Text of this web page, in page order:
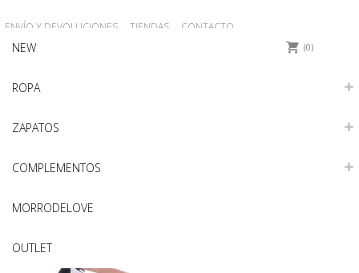
0
ENVÍO Y DEVOLUCIONES TIENDAS CONTACTO
NEW
ROPA
ZAPATOS
COMPLEMENTOS
MORRODELOVE
OUTLET